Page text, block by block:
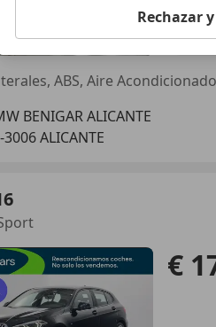
04/
BENIGAR ALICANTE
3006 ALICANTE
€
Rechazar